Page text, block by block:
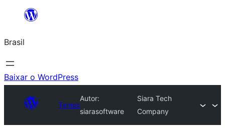
o
conteúdo
Brasil
Baixar o WordPress
Temas
Autor:
siarasoftware
Siara Tech
Company